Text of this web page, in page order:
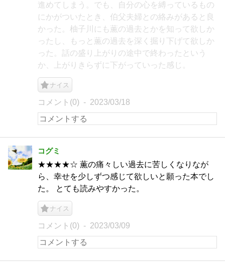
進めてしまう。でも、自分の心を縛っているもの
にかがついたとき、伯父夫婦との絡みがあると良
かった。柚子川にも薫の過去とかを知って欲しか
ったし、もっと薫の過去を深く掘り下げて欲しか
った。話の盛り上がりの途中で終わったという
か、上がりきらずに下がっていった感じ。
ナイス
コメント(0) 2023/03/18
コグミ
★★★★☆ 薫の痛々しい過去に苦しくなりなが
ら、幸せを少しずつ感じて欲しいと願った本でし
た。 とても読みやすかった。
ナイス
コメント(0) 2023/03/09